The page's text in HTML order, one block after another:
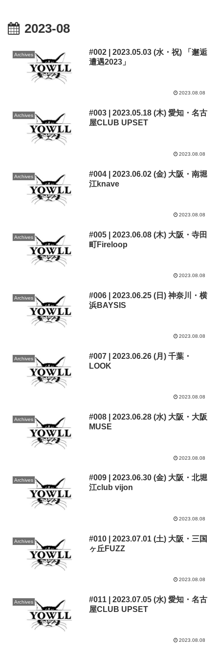
2023-08
Archives
#002 | 2023.05.03 (水・祝) 「邂逅
遭遇2023」
2023.08.08
Archives
#003 | 2023.05.18 (木) 愛知・名古
屋CLUB UPSET
2023.08.08
Archives
#004 | 2023.06.02 (金) 大阪・南堀
江knave
2023.08.08
Archives
#005 | 2023.06.08 (木) 大阪・寺田
町Fireloop
2023.08.08
Archives
#006 | 2023.06.25 (日) 神奈川・横
浜BAYSIS
2023.08.08
Archives
#007 | 2023.06.26 (月) 千葉・
LOOK
2023.08.08
Archives
#008 | 2023.06.28 (水) 大阪・大阪
MUSE
2023.08.08
Archives
#009 | 2023.06.30 (金) 大阪・北堀
江club vijon
2023.08.08
Archives
#010 | 2023.07.01 (土) 大阪・三国
ヶ丘FUZZ
2023.08.08
Archives
#011 | 2023.07.05 (水) 愛知・名古
屋CLUB UPSET
2023.08.08